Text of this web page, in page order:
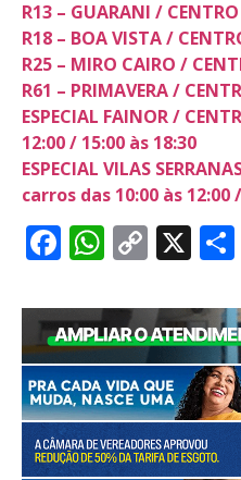
R13 – GUARANI / CENTRO
R18 – BOA VISTA /
R25 – MIRO CAIRO /
R61 – PRIMAVERA /
ESPECIAL FAINOR /
12:00 / 15:00 às 18:30
ESPECIAL VILAS
carros das 10:00 às 12:00
Facebook
Copy
X